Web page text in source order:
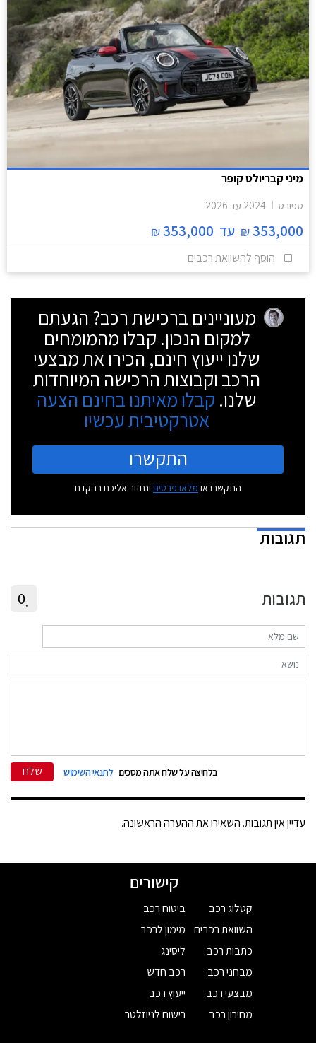
מיני קבריולט קופר
ספורט 2024 עד 2026
353,000
₪ עד 353,000
₪
הוסף להשוואת רכבים
מעוניינים ברכישת רכב? הגעתם
למקום הנכון. קבלו מהמומחים
שלנו ייעוץ חינם, הכירו את מבצעי
הרכב וקבוצות הרכישה המיוחדות
שלנו. קבלו מאיתנו בחינם הצעה
אטרקטיבית עכשיו
התקשרו
התקשרו או מלאו פרטים ונחזור אליכם בהקדם
תגובות
תגובות 0
בלחיצה על שלח אתה מסכים לתנאי השימוש שלח
עדיין אין תגובות. השאירו את ההערה הראשונה.
קישורים
קטלוג רכב
השוואת רכבים
כתבות רכב
מבחני רכב
מבצעי רכב
מחירון רכב
ביטוח רכב
מימון לרכב
ליסינג
רכב חדש
ייעוץ רכב
רישום לניוזלטר